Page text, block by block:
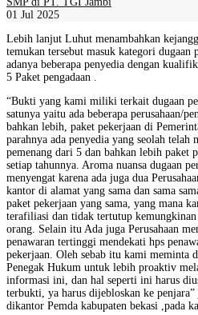
01 Jul 2025
Lebih lanjut Luhut menambahkan
temukan tersebut masuk kategori dugaan
adanya beberapa penyedia dengan
5 Paket pengadaan .
“Bukti yang kami miliki terkait dugaan
satunya yaitu ada beberapa perusahaan/
bahkan lebih, paket pekerjaan di
parahnya ada penyedia yang seolah telah
pemenang dari 5 dan bahkan lebih paket
setiap tahunnya. Aroma nuansa dugaan
menyengat karena ada juga dua
kantor di alamat yang sama dan sama
paket pekerjaan yang sama, yang mana
terafiliasi dan tidak tertutup
orang. Selain itu Ada juga Perusahaan
penawaran tertinggi mendekati hps
pekerjaan. Oleh sebab itu kami meminta
Penegak Hukum untuk lebih proaktiv
informasi ini, dan hal seperti ini harus
terbukti, ya harus dijebloskan ke
dikantor Pemda kabupaten bekasi ,pada